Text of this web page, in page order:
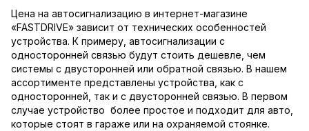
Цена на автосигнализацию в интернет-магазине
«FASTDRIVE» зависит от технических особенностей
устройства. К примеру, автосигнализации с
односторонней связью будут стоить дешевле, чем
системы с двусторонней или обратной связью. В нашем
ассортименте представлены устройства, как с
односторонней, так и с двусторонней связью. В первом
случае устройство более простое и подходит для авто,
которые стоят в гараже или на охраняемой стоянке.